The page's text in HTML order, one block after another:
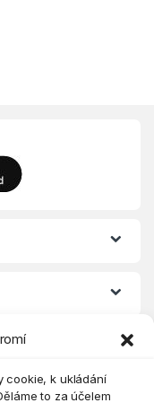
cookie, k ukládání
to za účelem